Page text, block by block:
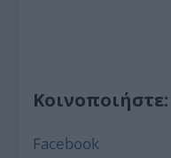
Κοινοποιήστε:
Facebook